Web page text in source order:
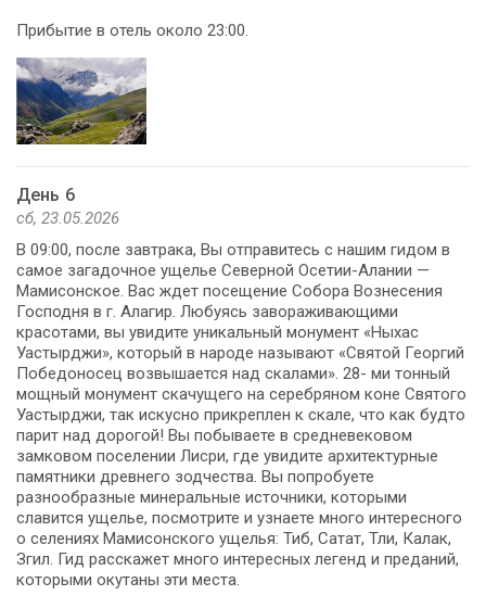
Прибытие в отель около 23:00.
День 6
сб, 23.05.2026
В 09:00, после завтрака, Вы отправитесь с нашим гидом в
самое загадочное ущелье Северной Осетии-Алании —
Мамисонское. Вас ждет посещение Собора Вознесения
Господня в г. Алагир. Любуясь завораживающими
красотами, вы увидите уникальный монумент «Ныхас
Уастырджи», который в народе называют «Святой Георгий
Победоносец возвышается над скалами». 28- ми тонный
мощный монумент скачущего на серебряном коне Святого
Уастырджи, так искусно прикреплен к скале, что как будто
парит над дорогой! Вы побываете в средневековом
замковом поселении Лисри, где увидите архитектурные
памятники древнего зодчества. Вы попробуете
разнообразные минеральные источники, которыми
славится ущелье, посмотрите и узнаете много интересного
о селениях Мамисонского ущелья: Тиб, Сатат, Тли, Калак,
Згил. Гид расскажет много интересных легенд и преданий,
которыми окутаны эти места.